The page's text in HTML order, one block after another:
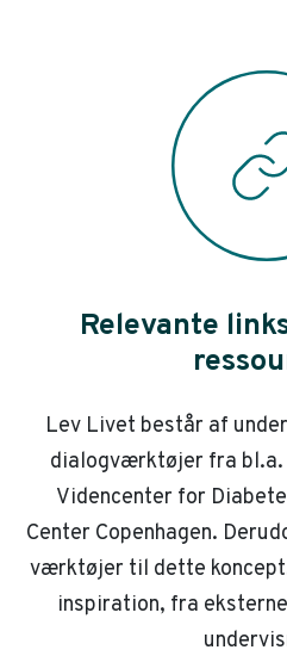
Relevante
Lev Livet består af
dialogværktøjer fra bl.a.
Videncenter for
Center Copenhagen.
værktøjer til dette
inspiration, fra